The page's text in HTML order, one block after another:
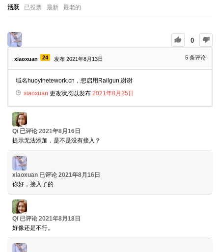
活跃 已投票 最新 最老的
0
xiaoxuan 24 发布 2021年8月13日 5 条评论
域名huoyinetework.cn，想启用Railgun,谢谢
xiaoxuan 更改状态以发布 2021年8月25日
Qi 已评论 2021年8月16日
提示无法添加，是不是没有接入？
xiaoxuan 已评论 2021年8月16日
你好，接入了的
Qi 已评论 2021年8月18日
好像还是不行。